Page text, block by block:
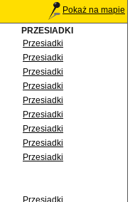
Pokaż na mapie
PRZESIADKI
Przesiadki
Przesiadki
Przesiadki
Przesiadki
Przesiadki
Przesiadki
Przesiadki
Przesiadki
Przesiadki
Przesiadki